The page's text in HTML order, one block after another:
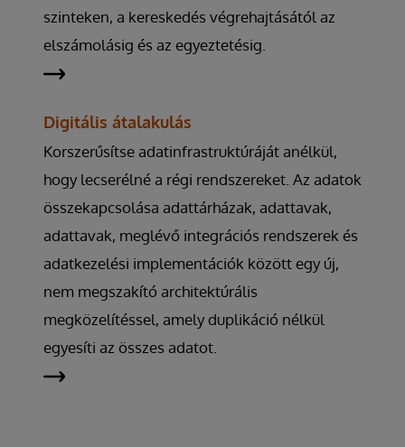
szinteken, a kereskedés végrehajtásától az
elszámolásig és az egyeztetésig.
Digitális átalakulás
Korszerűsítse adatinfrastruktúráját anélkül,
hogy lecserélné a régi rendszereket. Az adatok
összekapcsolása adattárházak, adattavak,
adattavak, meglévő integrációs rendszerek és
adatkezelési implementációk között egy új,
nem megszakító architektúrális
megközelítéssel, amely duplikáció nélkül
egyesíti az összes adatot.